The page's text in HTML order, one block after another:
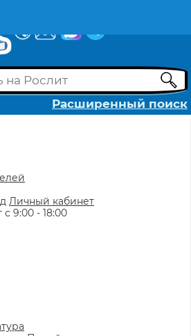
Расширенный поиск
Личный кабинет
9:00 - 18:00